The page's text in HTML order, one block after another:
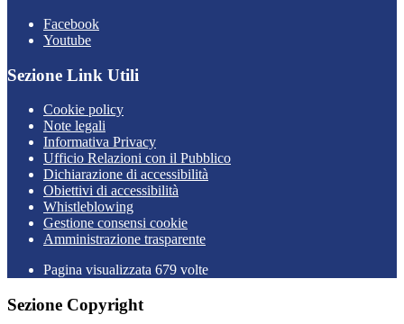
Facebook
Youtube
Sezione Link Utili
Cookie policy
Note legali
Informativa Privacy
Ufficio Relazioni con il Pubblico
Dichiarazione di accessibilità
Obiettivi di accessibilità
Whistleblowing
Gestione consensi cookie
Amministrazione trasparente
Pagina visualizzata 679 volte
Sezione Copyright